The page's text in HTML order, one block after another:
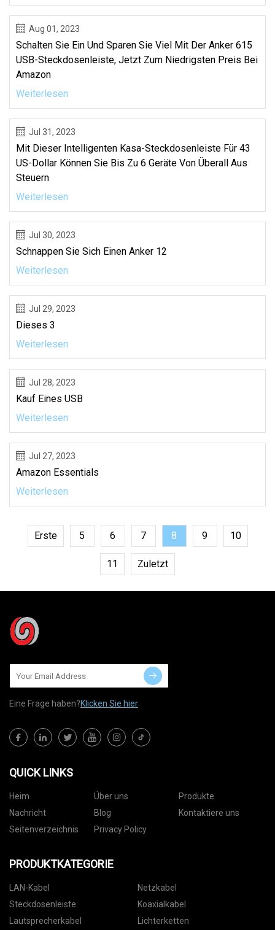
Aug 01, 2023
Schalten Sie Ein Und Sparen Sie Viel Mit Der Anker 615
USB-Steckdosenleiste, Jetzt Zum Niedrigsten Preis Bei
Amazon
Weiterlesen
Jul 31, 2023
Mit Dieser Intelligenten Kasa-Steckdosenleiste Für 43
US-Dollar Können Sie Bis Zu 6 Geräte Von Überall Aus
Steuern
Weiterlesen
Jul 30, 2023
Schnappen Sie Sich Einen Anker 12
Weiterlesen
Jul 29, 2023
Dieses 3
Weiterlesen
Jul 28, 2023
Kauf Eines USB
Weiterlesen
Jul 27, 2023
Amazon Essentials
Weiterlesen
Erste 5 6 7 8 9 10
11 Zuletzt
Eine Frage haben?Klicken Sie hier
QUICK LINKS
Heim Über uns
Produkte
Nachricht
Blog
Kontaktiere uns
Seitenverzeichnis
Privacy Policy
PRODUKTKATEGORIE
LAN-Kabel
Netzkabel
Steckdosenleiste
Koaxialkabel
Lautsprecherkabel
Lichterketten